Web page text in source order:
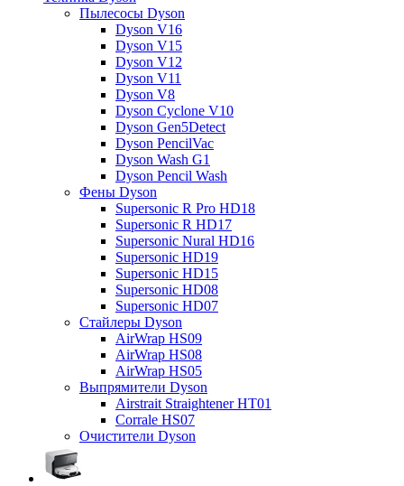
Пылесосы Dyson
Dyson V16
Dyson V15
Dyson V12
Dyson V11
Dyson V8
Dyson Cyclone V10
Dyson Gen5Detect
Dyson PencilVac
Dyson Wash G1
Dyson Pencil Wash
Фены Dyson
Supersonic R Pro HD18
Supersonic R HD17
Supersonic Nural HD16
Supersonic HD19
Supersonic HD15
Supersonic HD08
Supersonic HD07
Стайлеры Dyson
AirWrap HS09
AirWrap HS08
AirWrap HS05
Выпрямители Dyson
Airstrait Straightener HT01
Corrale HS07
Очистители Dyson